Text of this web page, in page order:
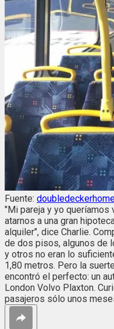
Fuente:
"Mi pareja y yo queríamos
atarnos a una gran
alquiler", dice Charlie.
de dos pisos, algunos de
y otros no eran lo
1,80 metros. Pero la
encontró el perfecto: un
London Volvo Plaxton.
pasajeros sólo unos